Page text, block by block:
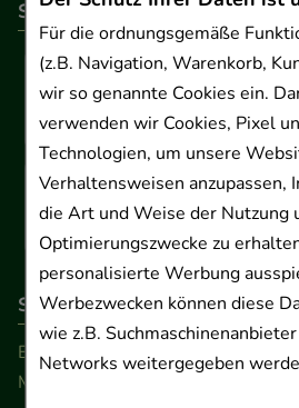
Für die ordnungsgemäße
(z.B. Navigation, Warenkorb,
wir so genannte Cookies ein.
verwenden wir Cookies, Pixel
Technologien, um unsere
Verhaltensweisen anzupassen,
die Art und Weise der Nutzung
Optimierungszwecke zu
personalisierte Werbung
Werbezwecken können diese
wie z.B.
Networks weitergegeben
So können Sie bezahlen
So erreichen Sie uns
Beratung und Kundenservice:
Montag - Freitag von 9.00 bis